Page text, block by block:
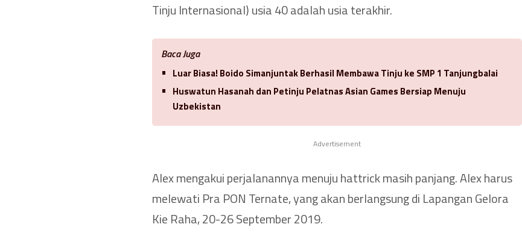
Tinju Internasional) usia 40 adalah usia terakhir.
Baca Juga
Luar Biasa! Boido Simanjuntak Berhasil Membawa Tinju ke SMP 1 Tanjungbalai
Huswatun Hasanah dan Petinju Pelatnas Asian Games Bersiap Menuju
Uzbekistan
Advertisement
Alex mengakui perjalanannya menuju hattrick masih panjang. Alex harus
melewati Pra PON Ternate, yang akan berlangsung di Lapangan Gelora
Kie Raha, 20-26 September 2019.